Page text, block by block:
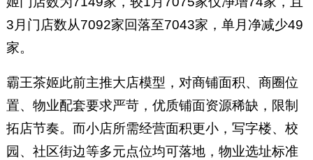
3月门店数从7092家回落至7043家，单月净减少49
家。
霸王茶姬此前主推大店模型，对商铺面积、商圈位
置、物业配套要求严苛，优质铺面资源稀缺，限制
拓店节奏。而小店所需经营面积更小，写字楼、校
园、社区街边等多元点位均可落地，物业选址标准